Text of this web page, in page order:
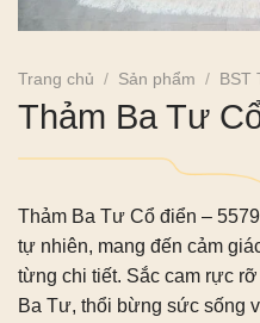
Trang chủ / Sản phẩm / BST
Thảm Ba Tư
Thảm Ba Tư Cổ điển – 5579
tự nhiên, mang đến cảm
từng chi tiết. Sắc cam rực
Ba Tư, thổi bừng sức sống